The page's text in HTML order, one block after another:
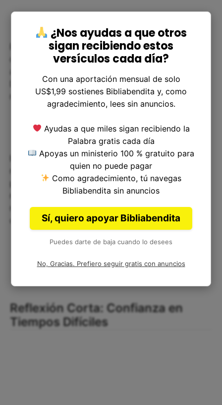
Esta enseñanza puede ayudarnos a enfrentar los
desafíos y las dificultades de la vida con una
Dios está con nosotros y nos guiará en todo
momento.
El versículo de Isaías 7:21 nos enseña que
necesitamos confiar en Dios y no en nuestras
propias fuerzas o en las cosas materiales que nos
rodean. Podemos aplicar esta enseñanza en
nuestra vida diaria y enfrentar cualquier situación
con una actitud de confianza y esperanza.
Reflexión Corta: Confianza en
Tiempos Difíciles
¿Nos ayudas a que otros
sigan recibiendo estos
versículos cada día?
Con una aportación mensual de solo
US$1,99 sostienes Bibliabendita y, como
agradecimiento, lees sin anuncios.
Ayudas a que miles sigan recibiendo la
Palabra gratis cada día
Apoyas un ministerio 100 % gratuito para
quien no puede pagar
Como agradecimiento, tú navegas
Bibliabendita sin anuncios
Sí, quiero apoyar Bibliabendita
Puedes darte de baja cuando lo desees
No, Gracias. Prefiero seguir gratis con anuncios